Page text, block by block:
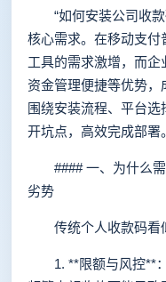
“如何安装公司收款
核心需求。在移动支
工具的需求激增，而企
资金管理便捷等优势
围绕安装流程、平台
开坑点，高效完成部署。
#### 一、为什么需
劣势
传统个人收款码看似
1. **限额与风控**：